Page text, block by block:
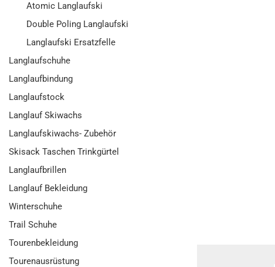
Atomic Langlaufski
Double Poling Langlaufski
Langlaufski Ersatzfelle
Langlaufschuhe
Langlaufbindung
Langlaufstock
Langlauf Skiwachs
Langlaufskiwachs- Zubehör
Skisack Taschen Trinkgürtel
Langlaufbrillen
Langlauf Bekleidung
Winterschuhe
Trail Schuhe
Tourenbekleidung
Tourenausrüstung